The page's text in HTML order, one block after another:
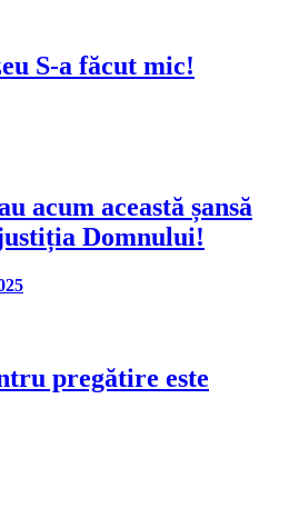
S-a făcut mic!
acum această șansă
Domnului!
pregătire este